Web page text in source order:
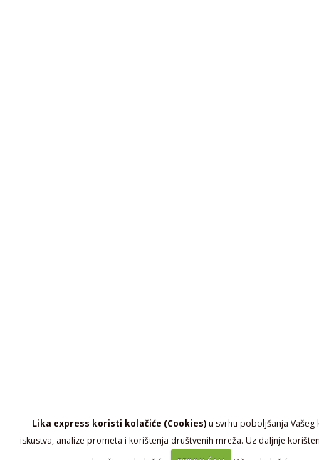
Lika express koristi kolačiće (Cookies)u svrhu poboljšanja Vašeg
iskustva, analize prometa i korištenja društvenih mreža. Uz daljnje